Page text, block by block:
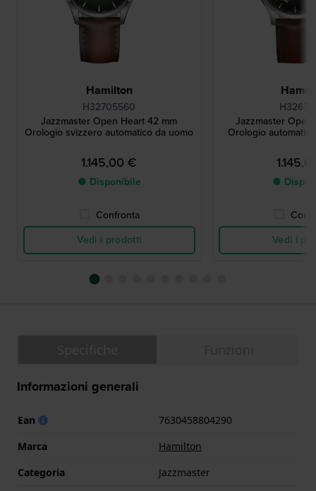
Hamilton
H32705560
Jazzmaster Open Heart 42 mm
Orologio svizzero automatico da uomo
1.145,00 €
● Disponibile
Confronta
Vedi i prodotti
Jazzmaster
Orologio
●
Vedi i
Informazioni generali
Ean
7630458804290
Marca
Hamilton
Categoria
Jazzmaster